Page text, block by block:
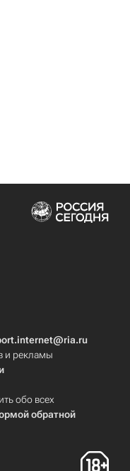
и рекламы
обо всех
обратной